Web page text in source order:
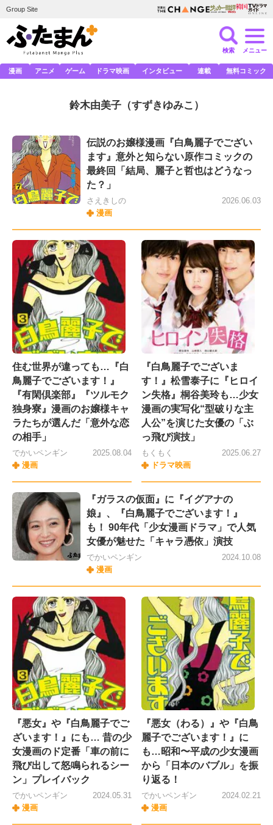
Group Site
検索 メニュー
漫画 アニメ ゲーム ドラマ映画 インタビュー 連載 無料コミック
鈴木由美子（すずきゆみこ）
伝説のお嬢様漫画『白鳥麗子でござい
ます』意外と知らない原作コミックの
最終回「結局、麗子と哲也はどうなっ
た？」
さえきしの
漫画
2026.06.03
住む世界が違っても…『白
鳥麗子でございます！』
『有閑倶楽部』『ツルモク
独身寮』漫画のお嬢様キャ
ラたちが選んだ「意外な恋
の相手」
でかいペンギン
漫画
2025.08.04
『白鳥麗子でございま
す！』松雪泰子に『ヒロイ
ン失格』桐谷美玲も…少女
漫画の実写化“型破りな主
人公”を演じた女優の「ぶ
っ飛び演技」
もくもく
ドラマ映画
2025.06.27
『ガラスの仮面』に『イグアナの
娘』、『白鳥麗子でございます！』
も！ 90年代「少女漫画ドラマ」で人気
女優が魅せた「キャラ憑依」演技
でかいペンギン
漫画
2024.10.08
『悪女』や『白鳥麗子でご
ざいます！』にも… 昔の少
女漫画のド定番「車の前に
飛び出して怒鳴られるシー
ン」プレイバック
でかいペンギン
漫画
2024.05.31
『悪女（わる）』や『白鳥
麗子でございます！』に
も…昭和〜平成の少女漫画
から「日本のバブル」を振
り返る！
でかいペンギン
漫画
2024.02.21